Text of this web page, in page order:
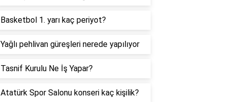
Basketbol 1. yarı kaç periyot?
Yağlı pehlivan güreşleri nerede yapılıyor
Tasnif Kurulu Ne İş Yapar?
Atatürk Spor Salonu konseri kaç kişilik?